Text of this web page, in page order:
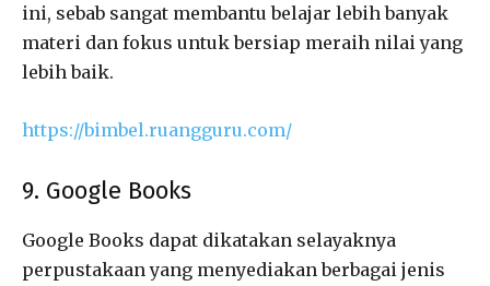
ini, sebab sangat membantu belajar lebih banyak
materi dan fokus untuk bersiap meraih nilai yang
lebih baik.
https://bimbel.ruangguru.com/
9. Google Books
Google Books dapat dikatakan selayaknya
perpustakaan yang menyediakan berbagai jenis